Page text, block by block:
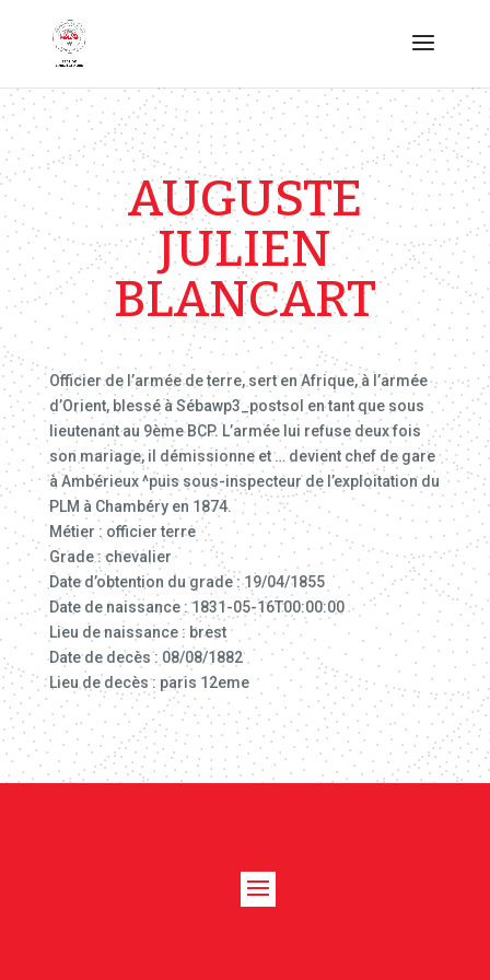
AUGUSTE
JULIEN
BLANCART
Officier de l’armée de terre, sert en Afrique, à l’armée
d’Orient, blessé à Sébawp3_postsol en tant que sous
lieutenant au 9ème BCP. L’armée lui refuse deux fois
son mariage, il démissionne et … devient chef de gare
à Ambérieux ^puis sous-inspecteur de l’exploitation du
PLM à Chambéry en 1874.
Métier : officier terre
Grade : chevalier
Date d’obtention du grade : 19/04/1855
Date de naissance : 1831-05-16T00:00:00
Lieu de naissance : brest
Date de decès : 08/08/1882
Lieu de decès : paris 12eme